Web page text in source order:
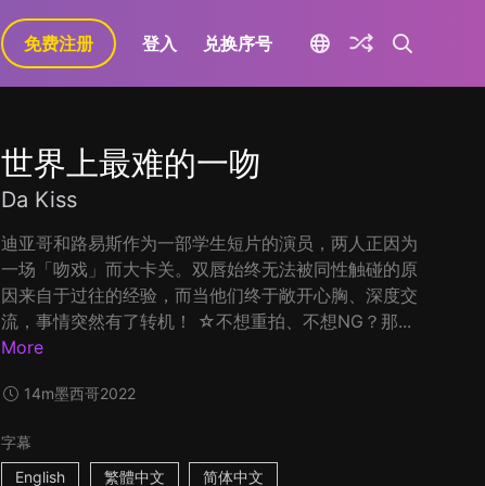
免费注册 登入 兑换序号
世界上最难的一吻
Da Kiss
迪亚哥和路易斯作为一部学生短片的演员，两人正因为
一场「吻戏」而大卡关。双唇始终无法被同性触碰的原
因来自于过往的经验，而当他们终于敞开心胸、深度交
流，事情突然有了转机！ ☆不想重拍、不想NG？那...
More
14m墨西哥2022
字幕
English
繁體中文 简体中文